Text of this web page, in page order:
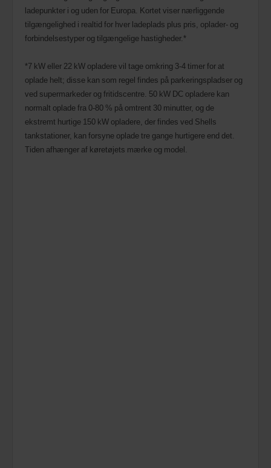
ladepunkter i og uden for Europa. Kortet viser nærliggende
tilgængelighed i realtid for hver ladeplads plus pris, oplader- og
forbindelsestyper og tilgængelige hastigheder.*
*7 kW eller 22 kW opladere vil tage omkring 3-4 timer for at
oplade helt; disse kan som regel findes på parkeringspladser og
ved supermarkeder og fritidscentre. 50 kW DC opladere kan
normalt oplade fra 0-80 % på omtrent 30 minutter, og de
ekstremt hurtige 150 kW opladere, der findes ved Shells
tankstationer, kan forsyne oplade tre gange hurtigere end det.
Tiden afhænger af køretøjets mærke og model.